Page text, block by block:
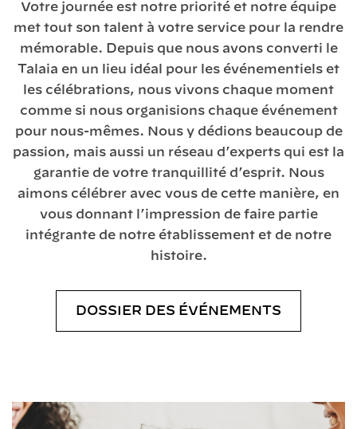
Votre journée est notre priorité et notre équipe
met tout son talent à votre service pour la rendre
mémorable. Depuis que nous avons converti le
Talaia en un lieu idéal pour les événementiels et
les célébrations, nous vivons chaque moment
comme si nous organisions chaque événement
pour nous-mêmes. Nous y dédions beaucoup de
passion, mais aussi un réseau d’experts qui est la
garantie de votre tranquillité d’esprit. Nous
aimons célébrer avec vous de cette manière, en
vous donnant l’impression de faire partie
intégrante de notre établissement et de notre
histoire.
DOSSIER DES ÉVÉNEMENTS